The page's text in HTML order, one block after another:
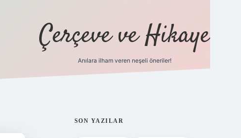
Çerçeve ve Hikaye
Anılara ilham veren neşeli öneriler!
SIDEBAR
SON YAZILAR